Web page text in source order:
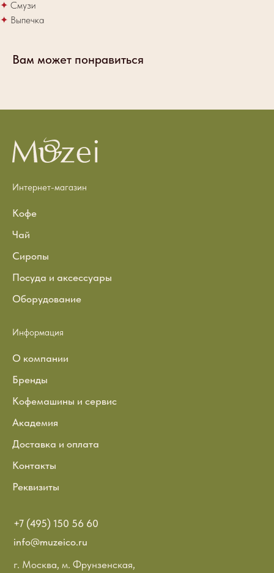
✦ Смузи
✦ Выпечка
Вам может понравиться
г. Москва, м. Фрунзенская,
+7 (495) 150 56 60
info@muzeico.ru
Информация
О компании
Бренды
Кофемашины и сервис
Академия
Доставка и оплата
Контакты
Реквизиты
Интернет-магазин
Кофе
Чай
Сиропы
Посуда и аксессуары
Оборудование